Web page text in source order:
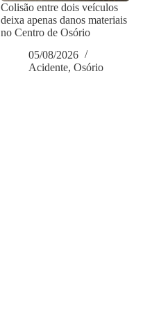
Colisão entre dois veículos
deixa apenas danos materiais
no Centro de Osório
05/08/2026
Acidente,Osório